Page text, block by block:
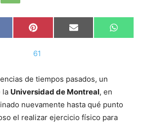
Compartir
en
Pinterest Compartir
en
Email
en
de tiempos pasados, un
la Universidad de Montreal, en
nuevamente hasta qué punto
el realizar ejercicio físico para